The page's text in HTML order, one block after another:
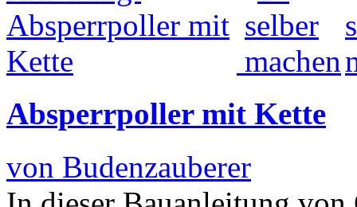
Absperrpoller mit Kette
von Budenzauberer